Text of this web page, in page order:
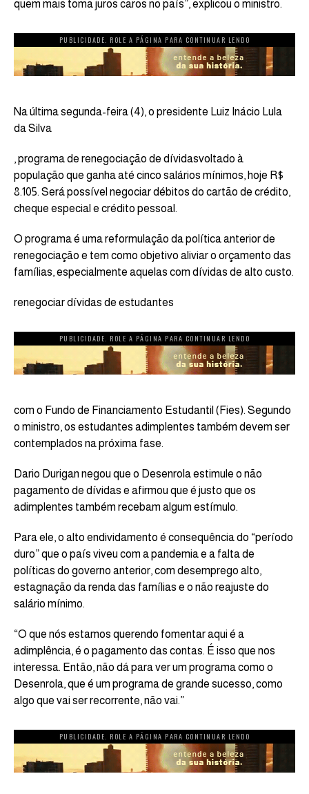
quem mais toma juros caros no país”, explicou o ministro.
PUBLICIDADE. ROLE A PÁGINA PARA CONTINUAR LENDO
Na última segunda-feira (4), o presidente Luiz Inácio Lula
da Silva
, programa de renegociação de dívidasvoltado à
população que ganha até cinco salários mínimos, hoje R$
8.105. Será possível negociar débitos do cartão de crédito,
cheque especial e crédito pessoal.
O programa é uma reformulação da política anterior de
renegociação e tem como objetivo aliviar o orçamento das
famílias, especialmente aquelas com dívidas de alto custo.
renegociar dívidas de estudantes
PUBLICIDADE. ROLE A PÁGINA PARA CONTINUAR LENDO
com o Fundo de Financiamento Estudantil (Fies). Segundo
o ministro, os estudantes adimplentes também devem ser
contemplados na próxima fase.
Dario Durigan negou que o Desenrola estimule o não
pagamento de dívidas e afirmou que é justo que os
adimplentes também recebam algum estímulo.
Para ele, o alto endividamento é consequência do “período
duro” que o país viveu com a pandemia e a falta de
políticas do governo anterior, com desemprego alto,
estagnação da renda das famílias e o não reajuste do
salário mínimo.
“O que nós estamos querendo fomentar aqui é a
adimplência, é o pagamento das contas. É isso que nos
interessa. Então, não dá para ver um programa como o
Desenrola, que é um programa de grande sucesso, como
algo que vai ser recorrente, não vai.”
PUBLICIDADE. ROLE A PÁGINA PARA CONTINUAR LENDO